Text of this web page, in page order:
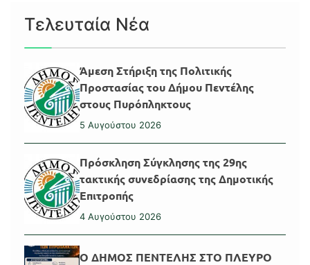
Τελευταία Νέα
Άμεση Στήριξη της Πολιτικής
Προστασίας του Δήμου Πεντέλης
στους Πυρόπληκτους
5 Αυγούστου 2026
Πρόσκληση Σύγκλησης της 29ης
τακτικής συνεδρίασης της Δημοτικής
Επιτροπής
4 Αυγούστου 2026
Ο ΔΗΜΟΣ ΠΕΝΤΕΛΗΣ ΣΤΟ ΠΛΕΥΡΟ